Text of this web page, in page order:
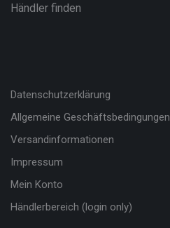
Händler finden
Datenschutzerklärung
Allgemeine Geschäftsbedingungen
Versandinformationen
Impressum
Mein Konto
Händlerbereich (login only)